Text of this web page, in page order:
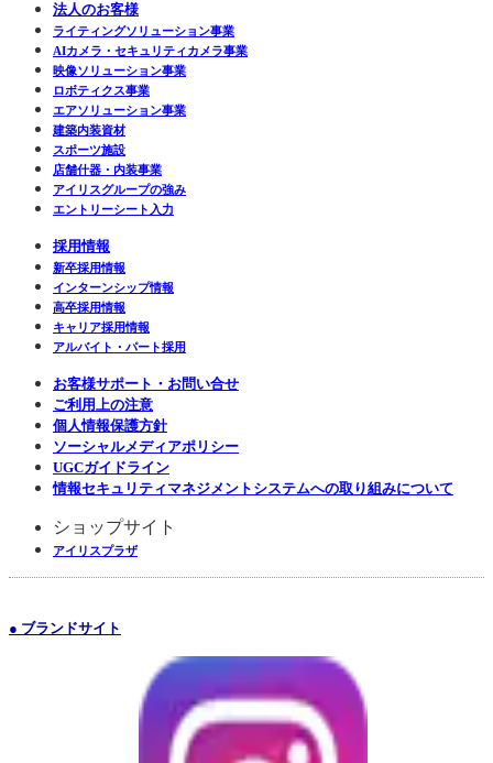
法人のお客様
ライティングソリューション事業
AIカメラ・セキュリティカメラ事業
映像ソリューション事業
ロボティクス事業
エアソリューション事業
建築内装資材
スポーツ施設
店舗什器・内装事業
アイリスグループの強み
エントリーシート入力
採用情報
新卒採用情報
インターンシップ情報
高卒採用情報
キャリア採用情報
アルバイト・パート採用
お客様サポート・お問い合せ
ご利用上の注意
個人情報保護方針
ソーシャルメディアポリシー
UGCガイドライン
情報セキュリティマネジメントシステムへの取り組みについて
ショップサイト
アイリスプラザ
● ブランドサイト